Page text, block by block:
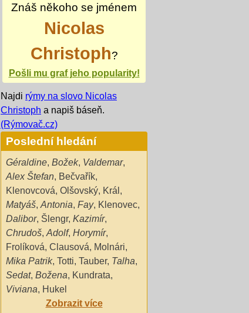
Znáš někoho se jménem
Nicolas
Christoph?
Pošli mu graf jeho popularity!
Najdi rýmy na slovo Nicolas
Christoph a napiš báseň.
(Rýmovač.cz)
Poslední hledání
Géraldine, Božek, Valdemar,
Alex Štefan, Bečvařík,
Klenovcová, Olšovský, Král ,
Matyáš, Antonia, Fay, Klenovec,
Dalibor, Šlengr, Kazimír,
Chrudoš, Adolf, Horymír,
Frolíková, Clausová, Molnári,
Mika Patrik, Totti, Tauber, Talha,
Sedat, Božena, Kundrata,
Viviana, Hukel
Zobrazit více